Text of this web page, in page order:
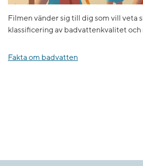
Filmen vänder sig till dig som vill veta
klassificering av badvattenkvalitet
Fakta om badvatten